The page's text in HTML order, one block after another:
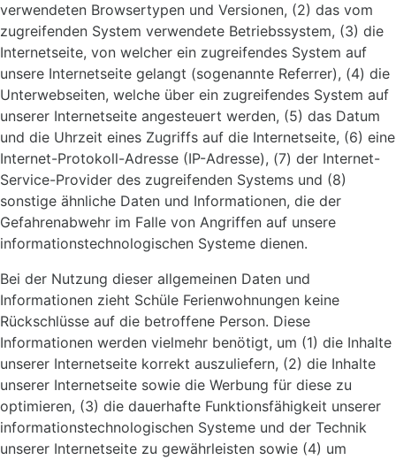
verwendeten Browsertypen und Versionen, (2) das vom
zugreifenden System verwendete Betriebssystem, (3) die
Internetseite, von welcher ein zugreifendes System auf
unsere Internetseite gelangt (sogenannte Referrer), (4) die
Unterwebseiten, welche über ein zugreifendes System auf
unserer Internetseite angesteuert werden, (5) das Datum
und die Uhrzeit eines Zugriffs auf die Internetseite, (6) eine
Internet-Protokoll-Adresse (IP-Adresse), (7) der Internet-
Service-Provider des zugreifenden Systems und (8)
sonstige ähnliche Daten und Informationen, die der
Gefahrenabwehr im Falle von Angriffen auf unsere
informationstechnologischen Systeme dienen.
Bei der Nutzung dieser allgemeinen Daten und
Informationen zieht Schüle Ferienwohnungen keine
Rückschlüsse auf die betroffene Person. Diese
Informationen werden vielmehr benötigt, um (1) die Inhalte
unserer Internetseite korrekt auszuliefern, (2) die Inhalte
unserer Internetseite sowie die Werbung für diese zu
optimieren, (3) die dauerhafte Funktionsfähigkeit unserer
informationstechnologischen Systeme und der Technik
unserer Internetseite zu gewährleisten sowie (4) um